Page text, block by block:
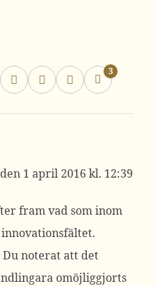
3
1 april 2016 kl. 12:39
fram vad som inom
noterat att det
omöjliggjorts